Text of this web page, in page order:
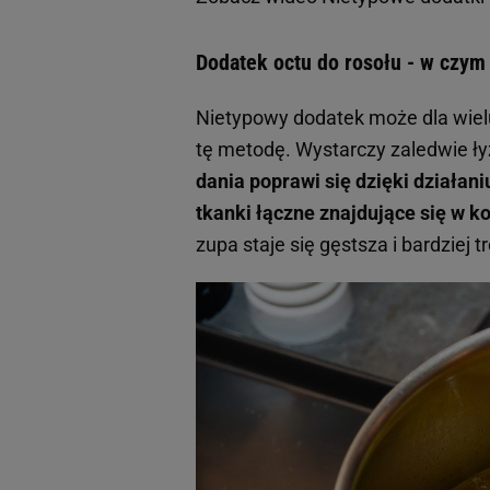
Dodatek octu do rosołu - w
Nietypowy dodatek może dla
tę metodę. Wystarczy zaledwie
dania poprawi się dzięki
tkanki łączne znajdujące się w
zupa staje się gęstsza i bardziej